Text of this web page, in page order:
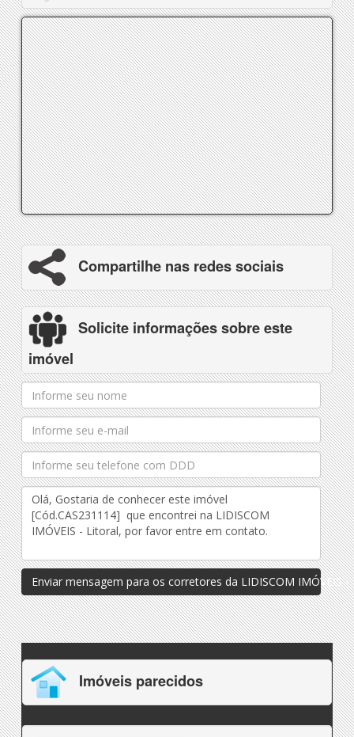
Compartilhe nas redes sociais
Solicite informações sobre este
imóvel
Enviar mensagem para os corretores da LIDISCOM IMÓVEIS -
Imóveis parecidos